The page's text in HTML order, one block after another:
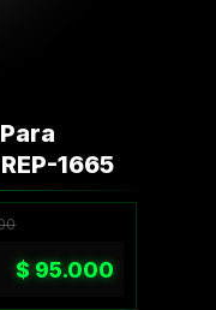
1665
$95.000